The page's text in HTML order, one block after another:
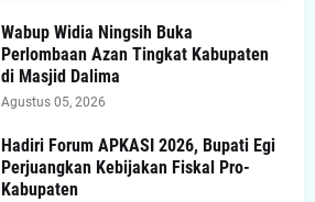
Wabup Widia Ningsih Buka
Perlombaan Azan Tingkat Kabupaten
di Masjid Dalima
Agustus 05, 2026
Hadiri Forum APKASI 2026, Bupati Egi
Perjuangkan Kebijakan Fiskal Pro-
Kabupaten